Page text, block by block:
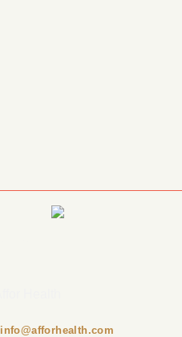
info@afforhealth.com